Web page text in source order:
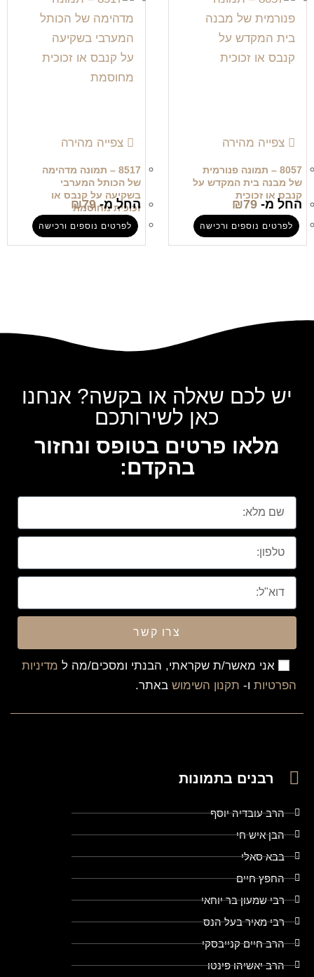
צפייה מהירה
8057 – תמונה פנורמית
של מבנה בית המקדש על
קנבס או זכוכית
החל מ- ₪79
לפרטים נוספים ורכישה
צפייה מהירה
8517 – תמונה מדהימה
של הכותל המערבי
בשקיעה על קנבס או
זכוכית מחוסמת
החל מ- ₪79
לפרטים נוספים ורכישה
יש לכם שאלה או בקשה? אנחנו
כאן לשירותכם
מלאו פרטים בטופס ונחזור
בהקדם:
אני מאשר/ת שקראתי, הבנתי ומסכים/מה ל מדיניות
הפרטיות ו- תקנון השימוש באתר.
צרו קשר
רבנים בתמונות
הרב עובדיה יוסף
הבן איש חי
בבא סאלי
החפץ חיים
רבי שמעון בר יוחאי
רבי מאיר בעל הנס
הרב חיים קנייבסקי
הרב יאשיהו פינטו